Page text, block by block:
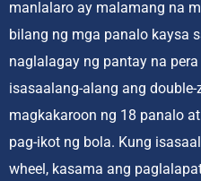
manlalaro ay malamang na
bilang ng mga panalo kaysa
naglalagay ng pantay na
isasaalang-alang ang
magkakaroon ng 18 panalo
pag-ikot ng bola. Kung
wheel, kasama ang